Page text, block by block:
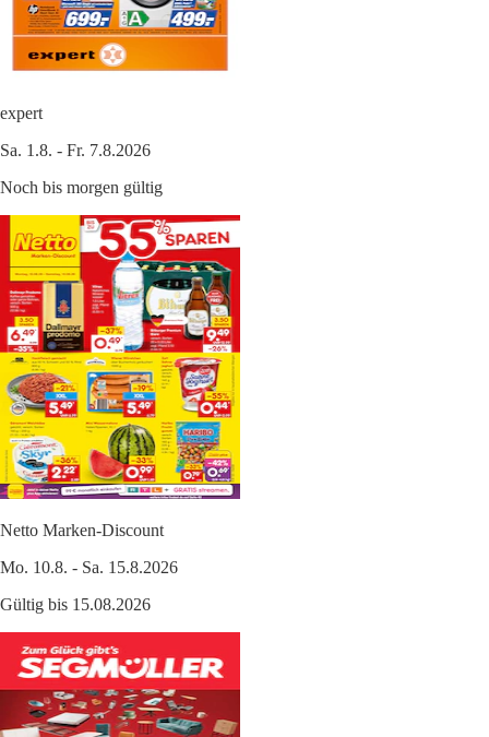
expert
Sa. 1.8. - Fr. 7.8.2026
Noch bis morgen gültig
Netto Marken-Discount
Mo. 10.8. - Sa. 15.8.2026
Gültig bis 15.08.2026